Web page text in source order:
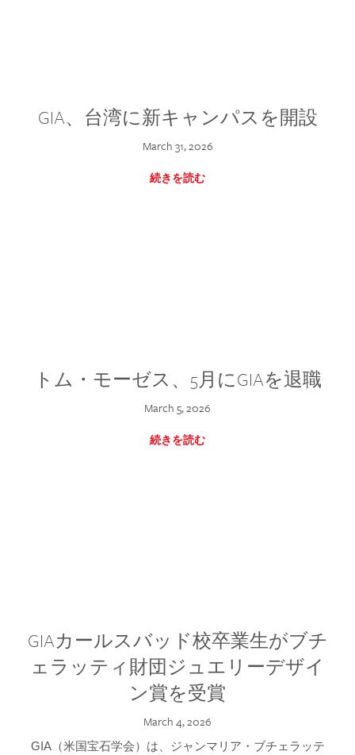
GIA、台湾に新キャンパスを開設
March 31, 2026
続きを読む
トム・モーゼス、5月にGIAを退職
March 5, 2026
続きを読む
GIAカールスバッド校卒業生がブチ
ェラッティ財団ジュエリーデザイ
ン賞を受賞
March 4, 2026
GIA（米国宝石学会）は、ジャンマリア・ブチェラッテ